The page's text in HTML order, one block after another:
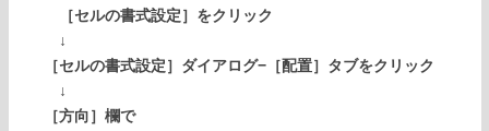
［セルの書式設定］をクリック
↓
［セルの書式設定］ダイアログ−［配置］タブをクリック
↓
［方向］欄で